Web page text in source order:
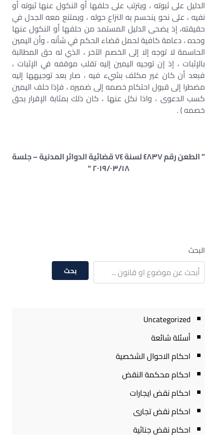
الدليل على ثبوته ، ويترتب على حلفها أو النكول عنها ثبوته أو
نفيه ، على نحو ينحسم به النزاع حوله ، ويمتنع معه الجدل في
حقيقته، إذ يضحى الدليل المستمد من حلفها أو النكول عنها
وحده ، دعامة كافية لحمل قضاء الحكم في شأنه ، وأن اليمين
الحاسمة لا توجه إلا إلى الخصم الآخر ، الذي له حق المطالبة
بالإثبات ، إذ إن توجيه اليمين إليه تقلب موقفه في الإثبات ،
فبعد أن كان غير مكلف بشيء فیه ، صار بعد توجيهها إليه
مضطرا إلى قبول احتكام خصمه إلى ضميره ، فإذا حلف اليمين
كسب الدعوى ، واذا نكل عنها ، كان ذلك بمثابة الإقرار بحق
خصمه ) .
” الطعن رقم ٤٨٣٧ لسنة ٧٤ قضائية الدوائر المدنية – جلسة
٢٠١٩/٠٣/١٨ “
البحث
بحث
Uncategorized
أسئلة شائعة
احكام الاحوال الشخصية
احكام محكمة النقض
احكام نقض ايجارات
احكام نقض تجارى
احكام نقض جنائية